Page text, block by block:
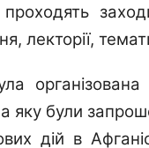
лекторії,
яку були
дій в